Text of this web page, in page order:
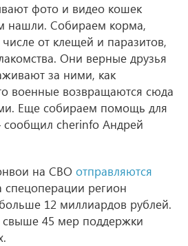
фото и видео кошек
нашли. Собираем корма,
от клещей и паразитов,
Они верные друзья
за ними, как
военные возвращаются сюда
Еще собираем помощь для
cherinfo Андрей
на СВО отправляются
спецоперации регион
12 миллиардов рублей.
свыше 45 мер поддержки